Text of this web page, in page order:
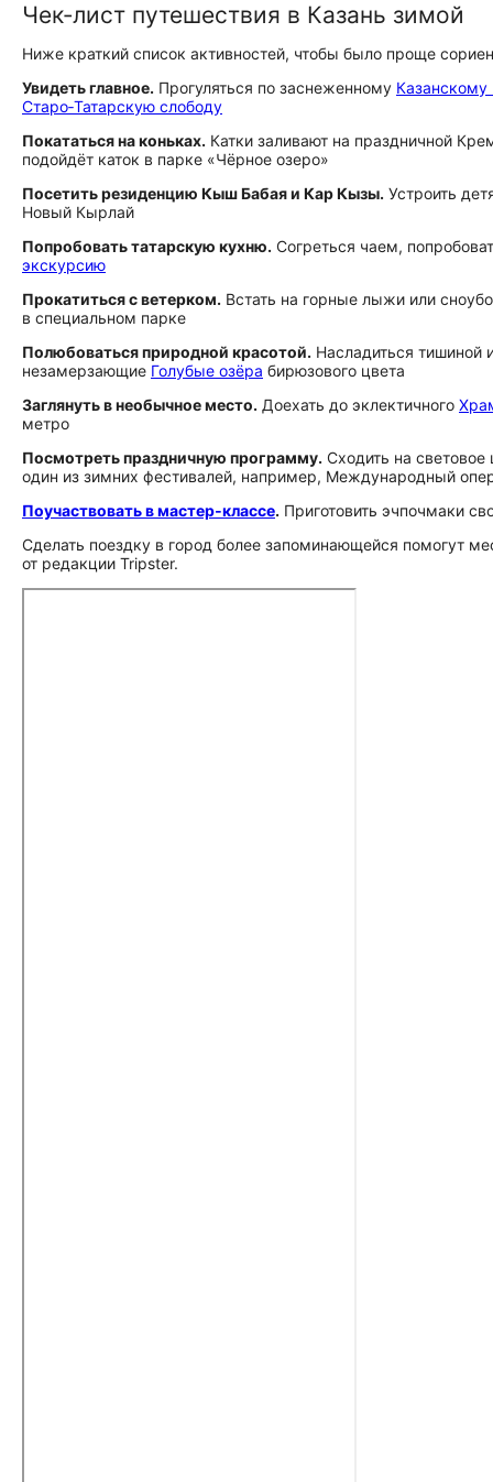
Чек‑лист путешествия в Казань зимой
Ниже краткий список активностей, чтобы было проще
Увидеть главное. Прогуляться по заснеженному
Старо‑Татарскую слободу
Покататься на коньках. Катки заливают на праздничной
подойдёт каток в парке «Чёрное озеро»
Посетить резиденцию Кыш Бабая и Кар Кызы. Устроить
Новый Кырлай
Попробовать татарскую кухню. Согреться чаем,
экскурсию
Прокатиться с ветерком. Встать на горные лыжи или
в специальном парке
Полюбоваться природной красотой. Насладиться тишиной
незамерзающие Голубые озёра бирюзового цвета
Заглянуть в необычное место. Доехать до эклектичного
метро
Посмотреть праздничную программу. Сходить на
один из зимних фестивалей, например, Международный
Поучаствовать в мастер‑классе. Приготовить эчпочмаки
Сделать поездку в город более запоминающейся помогут
от редакции Tripster.